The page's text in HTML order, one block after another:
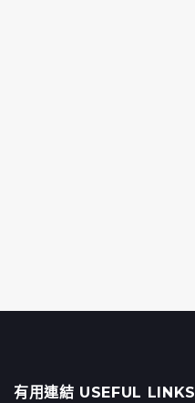
有用連結 USEFUL LINKS